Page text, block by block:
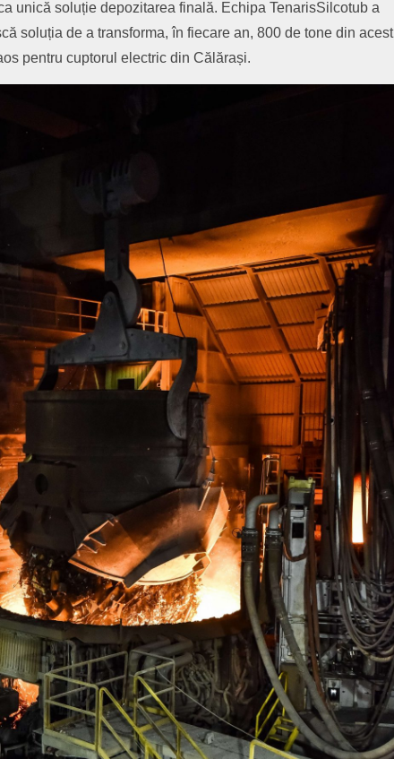
unică soluție depozitarea finală. Echipa TenarisSilcotub a
soluția de a transforma, în fiecare an, 800 de tone din acest
pentru cuptorul electric din Călărași.